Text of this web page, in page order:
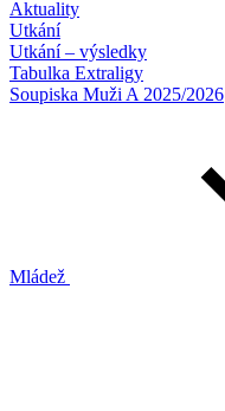
Aktuality
Utkání
Utkání – výsledky
Tabulka Extraligy
Soupiska Muži A 2025/2026
Mládež